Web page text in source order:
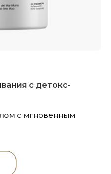
с детокс-
с мгновенным